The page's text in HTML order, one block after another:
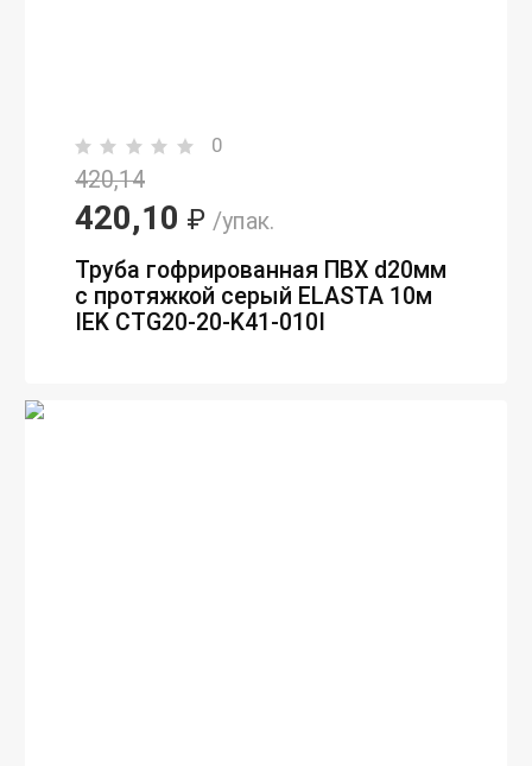
0
420,14
420,10 ₽ /упак.
Труба гофрированная ПВХ d20мм
с протяжкой серый ELASTA 10м
IEK CTG20-20-K41-010I